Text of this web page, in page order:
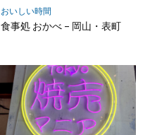
おいしい時間
食事処 おかべ – 岡山・表町